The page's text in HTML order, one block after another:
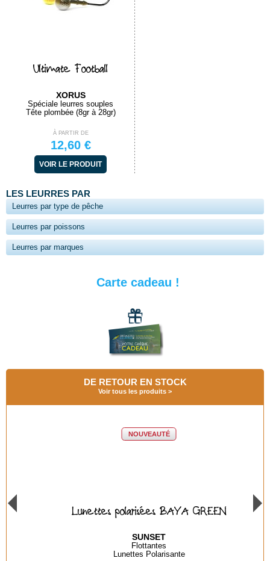
Ultimate Football
XORUS
Spéciale leurres souples
Tête plombée (8gr à 28gr)
À PARTIR DE
12,60 €
VOIR LE PRODUIT
LES LEURRES PAR
Leurres par type de pêche
Leurres par poissons
Leurres par marques
Carte cadeau !
DE RETOUR EN STOCK
Voir tous les produits
NOUVEAUTÉ
Lunettes polarisées BAYA GREEN
SUNSET
Flottantes
Lunettes Polarisante